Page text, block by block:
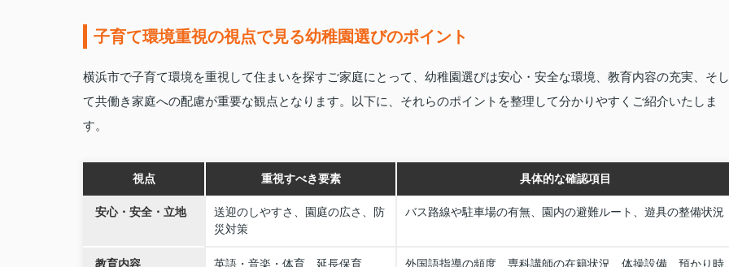
子育て環境重視の視点で見る幼稚園選びのポイント
横浜市で子育て環境を重視して住まいを探すご家庭にとって、幼稚園選びは安心・安全な環境、教育内容の充実、そし
て共働き家庭への配慮が重要な観点となります。以下に、それらのポイントを整理して分かりやすくご紹介いたしま
す。
視点 重視すべき要素 具体的な確認項目
安心・安全・立地
送迎のしやすさ、園庭の広さ、防
災対策
バス路線や駐車場の有無、園内の避難ルート、遊具の整備状況
教育内容 英語・音楽・体育、延長保育
外国語指導の頻度、専科講師の在籍状況、体操設備、預かり時